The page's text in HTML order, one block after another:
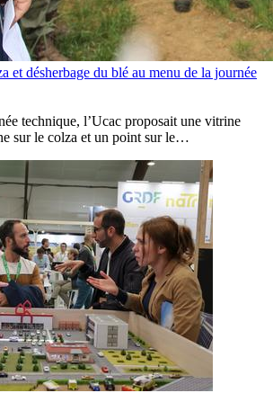
et désherbage du blé au menu de la journée
technique, l’Ucac proposait une vitrine
sur le colza et un point sur le…